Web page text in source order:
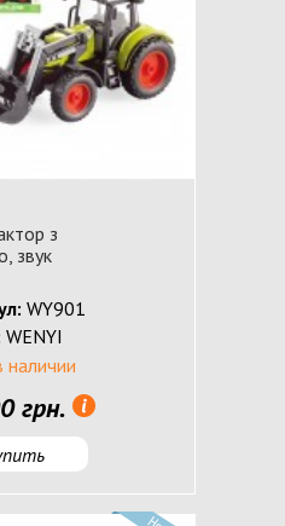
з
звук
WY901
WENYI
наличии
грн.